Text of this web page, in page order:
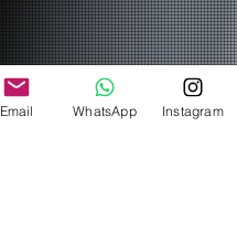
Email WhatsApp Instagram